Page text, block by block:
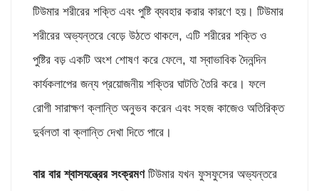
টিউমার শরীরের শক্তি এবং পুষ্টি ব্যবহার করার কারণে হয়। টিউমার
শরীরের অভ্যন্তরে বেড়ে উঠতে থাকলে, এটি শরীরের শক্তি ও
পুষ্টির বড় একটি অংশ শোষণ করে ফেলে, যা স্বাভাবিক দৈনন্দিন
কার্যকলাপের জন্য প্রয়োজনীয় শক্তির ঘাটতি তৈরি করে। ফলে
রোগী সারাক্ষণ ক্লান্তি অনুভব করেন এবং সহজ কাজেও অতিরিক্ত
দুর্বলতা বা ক্লান্তি দেখা দিতে পারে।
বার বার শ্বাসযন্ত্রের সংক্রমণটিউমার যখন ফুসফুসের অভ্যন্তরে